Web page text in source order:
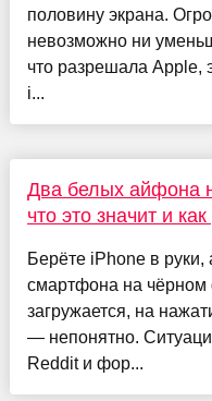
половину экрана.
невозможно ни
что разрешала Apple,
i...
Два белых айфона
что это значит и
Берёте iPhone в
смартфона на
загружается, на
— непонятно.
Reddit и фор...